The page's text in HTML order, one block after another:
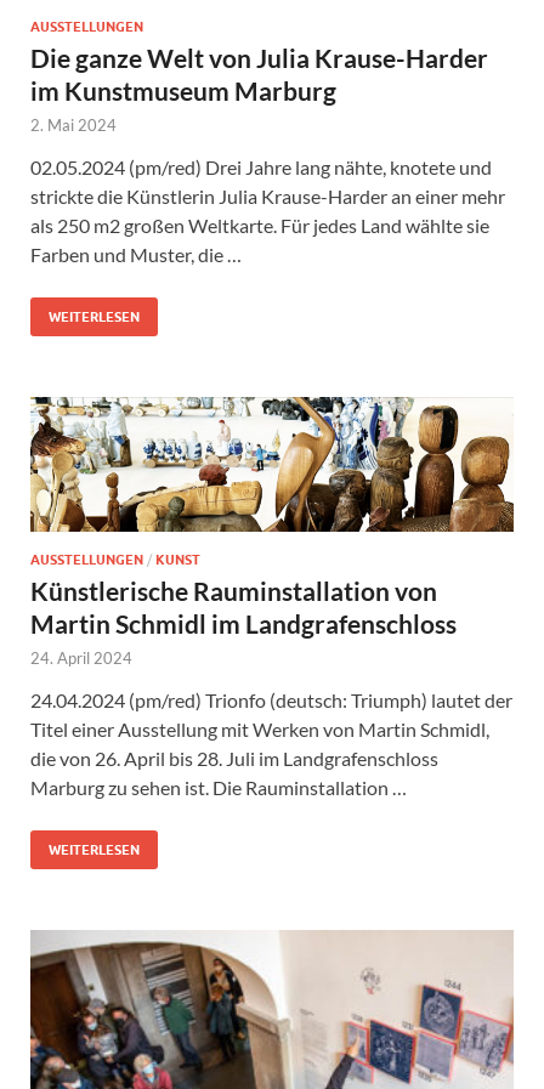
AUSSTELLUNGEN
Die ganze Welt von Julia Krause-Harder
im Kunstmuseum Marburg
2. Mai 2024
02.05.2024 (pm/red) Drei Jahre lang nähte, knotete und
strickte die Künstlerin Julia Krause-Harder an einer mehr
als 250 m2 großen Weltkarte. Für jedes Land wählte sie
Farben und Muster, die …
WEITERLESEN
AUSSTELLUNGEN / KUNST
Künstlerische Rauminstallation von
Martin Schmidl im Landgrafenschloss
24. April 2024
24.04.2024 (pm/red) Trionfo (deutsch: Triumph) lautet der
Titel einer Ausstellung mit Werken von Martin Schmidl,
die von 26. April bis 28. Juli im Landgrafenschloss
Marburg zu sehen ist. Die Rauminstallation …
WEITERLESEN